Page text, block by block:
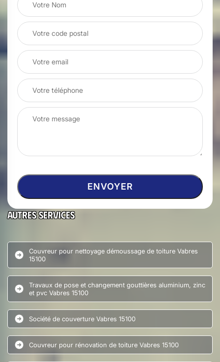
Autres services
Couvreur pour nettoyage démoussage de toiture Vabres
15100
Travaux de pose et changement gouttières aluminium, zinc
et pvc Vabres 15100
Société de couverture Vabres 15100
Couvreur pour rénovation de toiture Vabres 15100